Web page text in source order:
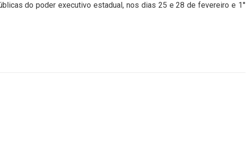
do poder executivo estadual, nos dias 25 e 28 de fevereiro e 1°